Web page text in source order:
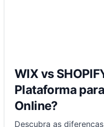
WIX vs
Plataforma
Online?
Descubra as